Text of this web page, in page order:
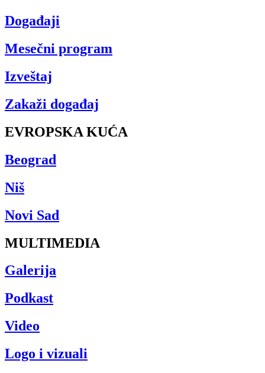
Događaji
Mesečni program
Izveštaj
Zakaži događaj
EVROPSKA KUĆA
Beograd
Niš
Novi Sad
MULTIMEDIA
Galerija
Podkast
Video
Logo i vizuali